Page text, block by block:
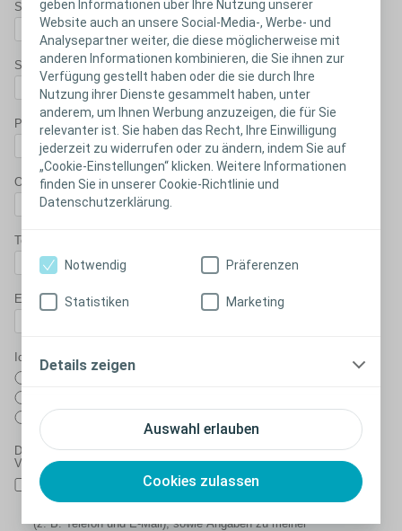
geben Informationen über Ihre Nutzung unserer
Website auch an unsere Social-Media-, Werbe- und
Analysepartner weiter, die diese möglicherweise mit
anderen Informationen kombinieren, die Sie ihnen zur
Verfügung gestellt haben oder die sie durch Ihre
Nutzung ihrer Dienste gesammelt haben, unter
anderem, um Ihnen Werbung anzuzeigen, die für Sie
relevanter ist. Sie haben das Recht, Ihre Einwilligung
jederzeit zu widerrufen oder zu ändern, indem Sie auf
„Cookie-Einstellungen“ klicken. Weitere Informationen
finden Sie in unserer Cookie-Richtlinie und
Datenschutzerklärung.
Auswahl erlauben
Cookies zulassen
Notwendig Präferenzen
Statistiken Marketing
Details zeigen
Station, Abteilung*
Strasse, Nr.*
PLZ*
Ort*
Telefon (geschäftlich)*
E-mail*
Ich möchte an der folgenden Fortbildung teilnehmen:
14. Mai 2024 in Bern
13. Juni 2024 in Chur
Datenschutzrechtliche Einwilligungserklärung für die
Veranstaltungsteilnahme*
Ich willige ein, dass Coloplast meine personenbezogenen Daten
(Name, Privat- oder Geschäftsadresse) und meine Kontaktdaten
(z. B. Telefon und E-Mail), sowie Angaben zu meiner